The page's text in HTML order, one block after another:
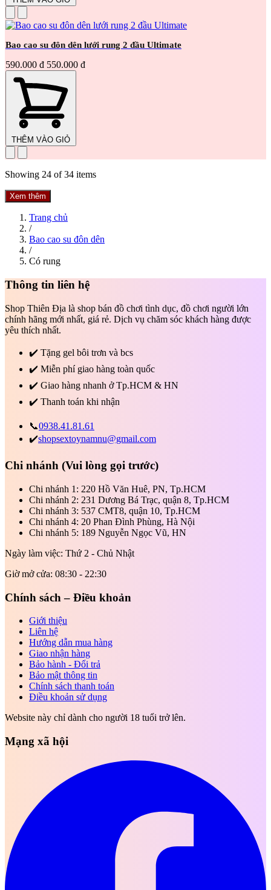
Bao cao su đôn dên lưới rung 2 đầu Ultimate
590.000 đ 550.000 đ
THÊM VÀO GIỎ
Showing 24 of34 items
Xem thêm
Trang chủ
/
Bao cao su đôn dên
/
Có rung
Thông tin liên hệ
Shop Thiên Địa là shop bán đồ chơi tình dục, đồ chơi người lớn
chính hãng mới nhất, giá rẻ. Dịch vụ chăm sóc khách hàng được
yêu thích nhất.
✔️ Tặng gel bôi trơn và bcs
✔️ Miễn phí giao hàng toàn quốc
✔️ Giao hàng nhanh ở Tp.HCM & HN
✔️ Thanh toán khi nhận
📞0938.41.81.61
✔️shopsextoynamnu@gmail.com
Chi nhánh (Vui lòng gọi trước)
Chi nhánh 1: 220 Hồ Văn Huê, PN, Tp.HCM
Chi nhánh 2: 231 Dương Bá Trạc, quận 8, Tp.HCM
Chi nhánh 3: 537 CMT8, quận 10, Tp.HCM
Chi nhánh 4: 20 Phan Đình Phùng, Hà Nội
Chi nhánh 5: 189 Nguyễn Ngọc Vũ, HN
Ngày làm việc: Thứ 2 - Chủ Nhật
Giờ mở cửa: 08:30 - 22:30
Chính sách – Điều khoản
Giới thiệu
Liên hệ
Hướng dẫn mua hàng
Giao nhận hàng
Bảo hành - Đổi trả
Bảo mật thông tin
Chính sách thanh toán
Điều khoản sử dụng
Website này chỉ dành cho người 18 tuổi trở lên.
Mạng xã hội